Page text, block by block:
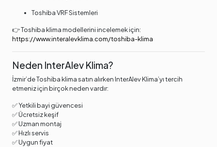
Toshiba VRF Sistemleri
👉 Toshiba klima modellerini incelemek için:
https://www.interalevklima.com/toshiba-klima
Neden InterAlev Klima?
İzmir’de Toshiba klima satın alırken InterAlev Klima’yı tercih
etmeniz için birçok neden vardır:
✅ Yetkili bayi güvencesi
✅ Ücretsiz keşif
✅ Uzman montaj
✅ Hızlı servis
✅ Uygun fiyat